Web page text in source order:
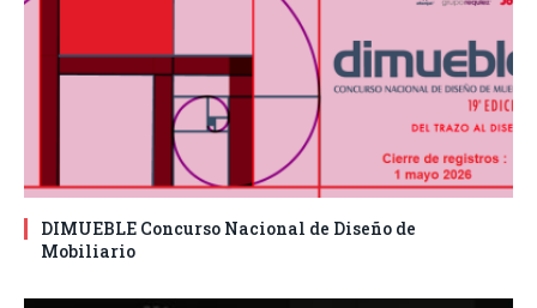
DIMUEBLE Concurso Nacional de Diseño de
Mobiliario